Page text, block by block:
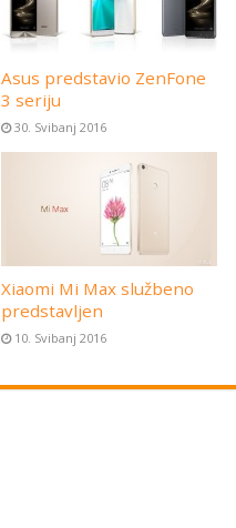
Asus predstavio ZenFone
3 seriju
30. Svibanj 2016
Xiaomi Mi Max službeno
predstavljen
10. Svibanj 2016